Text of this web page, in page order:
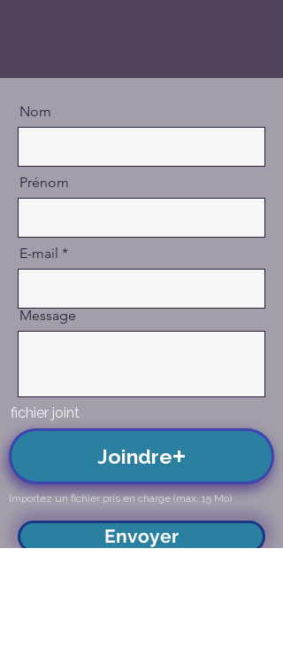
Nom
Prénom
E-mail
Message
fichier joint
Joindre
Importez un fichier pris en charge (max. 15 Mo)
Envoyer